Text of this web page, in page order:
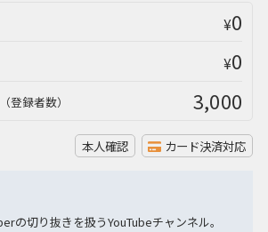
¥0
¥0
（登録者数） 3,000
本人確認 カード決済対応
の切り抜きを扱うYouTubeチャンネル。